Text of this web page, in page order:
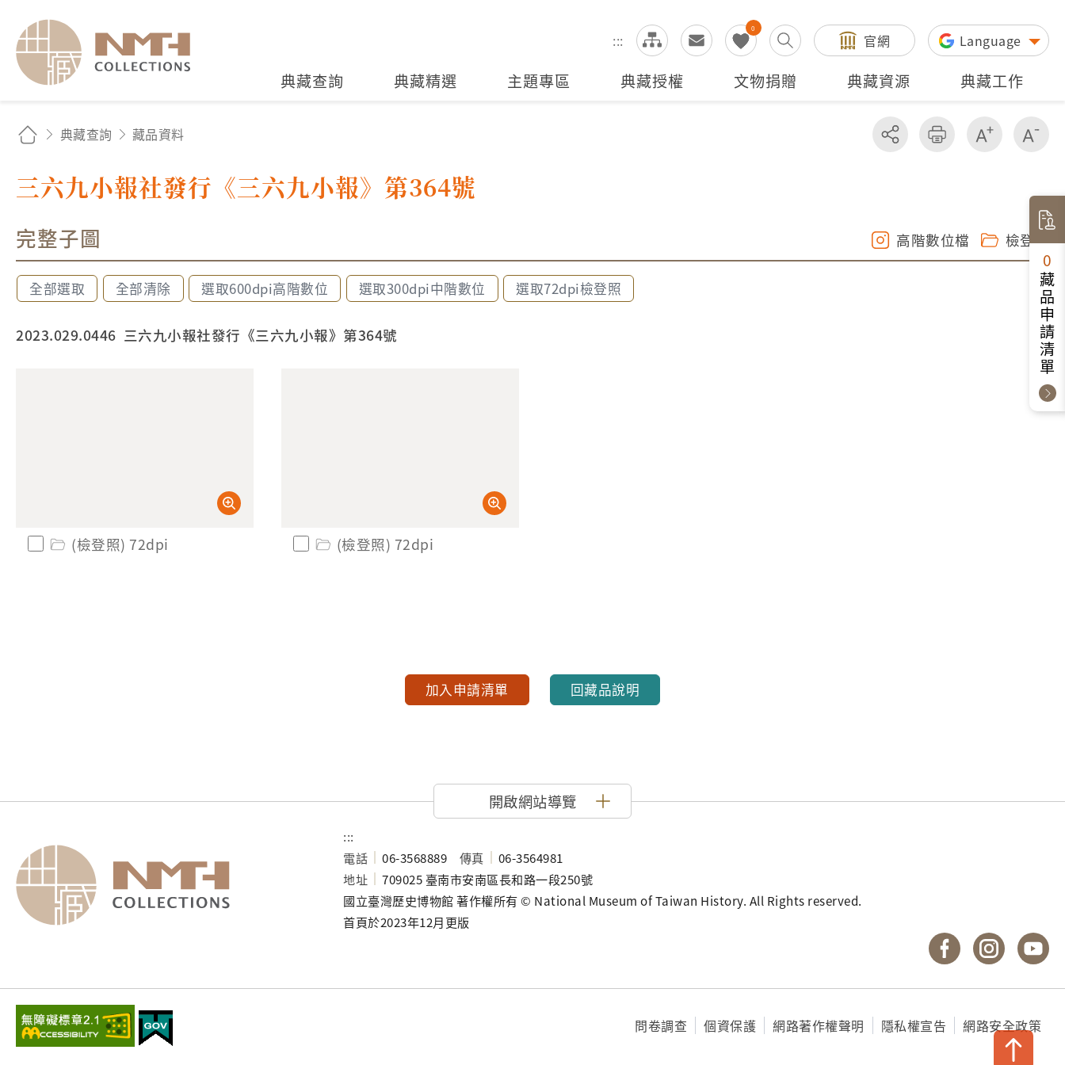
:::
0
全站搜尋 官網 Language
典藏查詢 典藏精選 主題專區 典藏授權 文物捐贈 典藏資源 典藏工作
典藏查詢 藏品資料 分享 友善列印 增加字級
三六九小報社發行《三六九小報》第364號
完整子圖 高階數位檔 檢登照
全部選取 全部清除 選取600dpi高階數位 選取300dpi中階數位 選取72dpi檢登照
2023.029.0446 三六九小報社發行《三六九小報》第364號
(檢登照) 72dpi (檢登照) 72dpi
加入申請清單 回藏品說明
開啟網站導覽
:::
電話
06-3568889 傳真
06-3564981
地址
709025 臺南市安南區長和路一段250號
國立臺灣歷史博物館 著作權所有 © National Museum of Taiwan History. All Rights reserved.
首頁於2023年12月更版
國立臺灣歷史博
國立臺灣
問卷調查 個資保護 網路著作權聲明 隱私權宣告 網路安全政策
0
藏品申請清單